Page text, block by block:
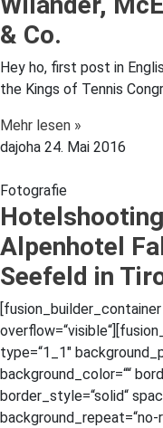
& Co.
Hey ho, first post in
the Kings of Tennis
Mehr lesen »
dajoha 24. Mai 2016
Fotografie
Alpenhotel
Seefeld in
type=“1_1″
background_color=““
border_style=“solid“
background_repeat=“no-